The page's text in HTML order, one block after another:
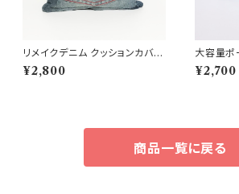
リメイクデニム クッションカバー
30cm 正方形 ジーンズリメイク
¥2,800
大容量ポ
D174
¥2,700
商品一覧に戻る